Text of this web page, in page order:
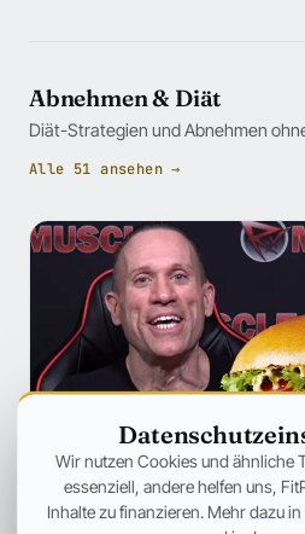
Abnehmen & Diät
Diät-Strategien und Abnehmen
Alle 51 ansehen →
ERNÄHRUNG
Wir nutzen Cookies und ähnliche
essenziell, andere helfen uns,
Inhalte zu finanzieren. Mehr dazu